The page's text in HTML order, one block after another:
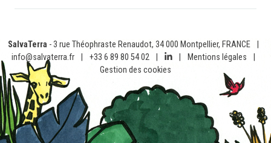
SalvaTerra - 3 rue Théophraste Renaudot, 34 000 Montpellier, FRANCE
info@salvaterra.fr
+33 6 89 80 54 02 Mentions légales
Gestion des cookies